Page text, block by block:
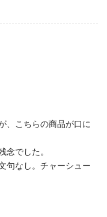
、こちらの商品が口に
念でした。
句なし。チャーシュー